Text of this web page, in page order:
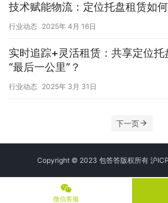
技术赋能物流：定位托盘租赁如
行业动态 2025年 4月 16日
实时追踪+灵活租赁：共享定位托
“最后一公里”？
行业动态 2025年 3月 31日
下一页
Copyright © 2023 包答答版权所有 沪
微信客服